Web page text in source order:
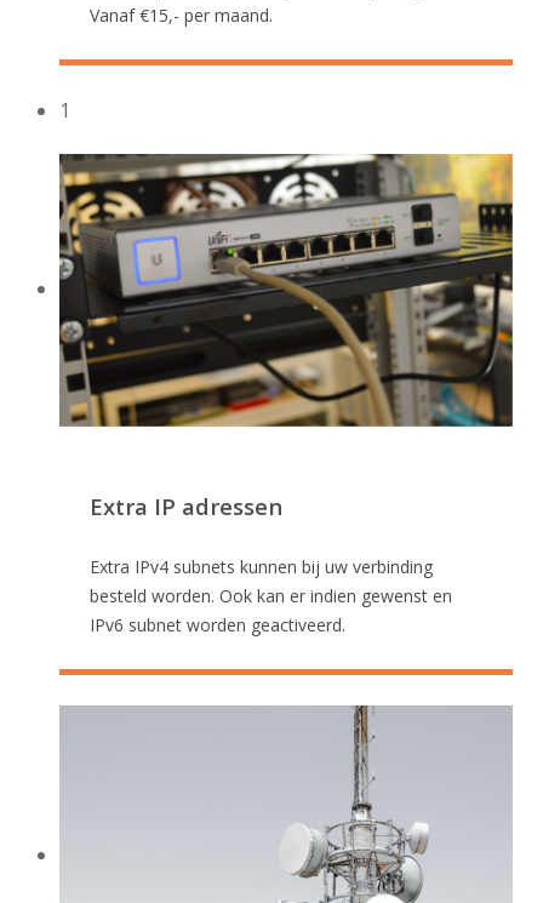
Vanaf €15,- per maand.
1
Extra IP adressen
Extra IPv4 subnets kunnen bij uw verbinding
besteld worden. Ook kan er indien gewenst en
IPv6 subnet worden geactiveerd.